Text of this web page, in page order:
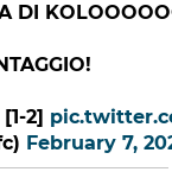
DI
2]
February 7,